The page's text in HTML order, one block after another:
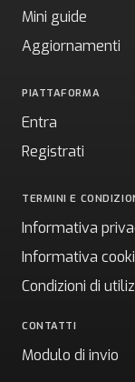
Mini guide
Aggiornamenti
PIATTAFORMA
Entra
Registrati
TERMINI E
Informativa
Informativa
Condizioni di
CONTATTI
Modulo di invio